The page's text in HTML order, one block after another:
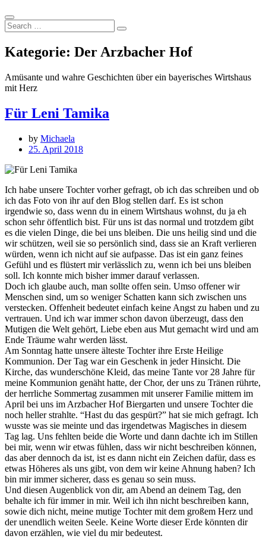
Kategorie: Der Arzbacher Hof
Amüsante und wahre Geschichten über ein bayerisches Wirtshaus
mit Herz
Für Leni Tamika
by Michaela
25. April 2018
Ich habe unsere Tochter vorher gefragt, ob ich das schreiben und ob
ich das Foto von ihr auf den Blog stellen darf. Es ist schon
irgendwie so, dass wenn du in einem Wirtshaus wohnst, du ja eh
schon sehr öffentlich bist. Für uns ist das normal und trotzdem gibt
es die vielen Dinge, die bei uns bleiben. Die uns heilig sind und die
wir schützen, weil sie so persönlich sind, dass sie an Kraft verlieren
würden, wenn ich nicht auf sie aufpasse. Das ist ein ganz feines
Gefühl und es flüstert mir verlässlich zu, wenn ich bei uns bleiben
soll. Ich konnte mich bisher immer darauf verlassen.
Doch ich glaube auch, man sollte offen sein. Umso offener wir
Menschen sind, um so weniger Schatten kann sich zwischen uns
verstecken. Offenheit bedeutet einfach keine Angst zu haben und zu
vertrauen. Und ich war immer schon davon überzeugt, dass den
Mutigen die Welt gehört, Liebe eben aus Mut gemacht wird und am
Ende Träume wahr werden lässt.
Am Sonntag hatte unsere älteste Tochter ihre Erste Heilige
Kommunion. Der Tag war ein Geschenk in jeder Hinsicht. Die
Kirche, das wunderschöne Kleid, das meine Tante vor 28 Jahre für
meine Kommunion genäht hatte, der Chor, der uns zu Tränen rührte,
der herrliche Sommertag zusammen mit unserer Familie mittem im
April bei uns im Arzbacher Hof Biergarten und unsere Tochter die
noch heller strahlte. “Hast du das gespürt?” hat sie mich gefragt. Ich
wusste was sie meinte und das irgendetwas Magisches in diesem
Tag lag. Uns fehlten beide die Worte und dann dachte ich im Stillen
bei mir, wenn wir etwas fühlen, dass wir nicht beschreiben können,
das aber dennoch da ist, ist es dann nicht ein Zeichen dafür, dass es
etwas Höheres als uns gibt, von dem wir keine Ahnung haben? Ich
bin mir immer sicherer, dass es genau so sein muss.
Und diesen Augenblick von dir, am Abend an deinem Tag, den
behalte ich für immer in mir. Weil ich ihn nicht beschreiben kann,
sowie dich nicht, meine mutige Tochter mit dem großem Herz und
der unendlich weiten Seele. Keine Worte dieser Erde könnten dir
davon erzählen, wie viel du mir bedeutest.